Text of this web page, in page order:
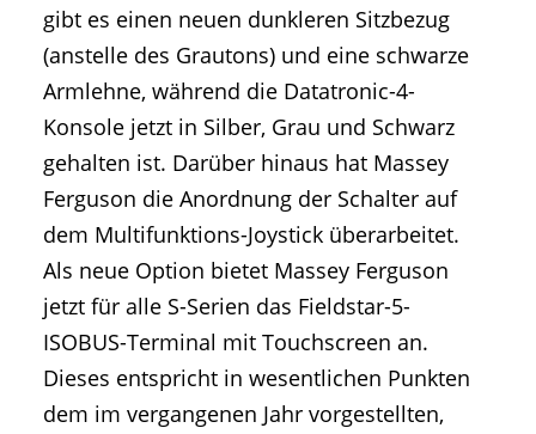
gibt es einen neuen dunkleren Sitzbezug
(anstelle des Grautons) und eine schwarze
Armlehne, während die Datatronic-4-
Konsole jetzt in Silber, Grau und Schwarz
gehalten ist. Darüber hinaus hat Massey
Ferguson die Anordnung der Schalter auf
dem Multifunktions-Joystick überarbeitet.
Als neue Option bietet Massey Ferguson
jetzt für alle S-Serien das Fieldstar-5-
ISOBUS-Terminal mit Touchscreen an.
Dieses entspricht in wesentlichen Punkten
dem im vergangenen Jahr vorgestellten,